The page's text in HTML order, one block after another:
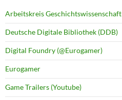
Arbeitskreis
Deutsche Digitale Bibliothek (DDB)
Digital Foundry (@Eurogamer)
Eurogamer
Game Trailers (Youtube)